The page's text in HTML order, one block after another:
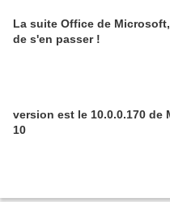
La suite Office de
de s'en passer !
version est le 10.0.0.170 de
10